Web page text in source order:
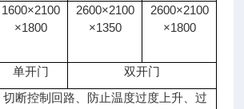
1600×2100
×1800
2600×2100
×1350
2600×2100
×1800
单开门
双开门
切断控制回路、防止温度过度上升、过